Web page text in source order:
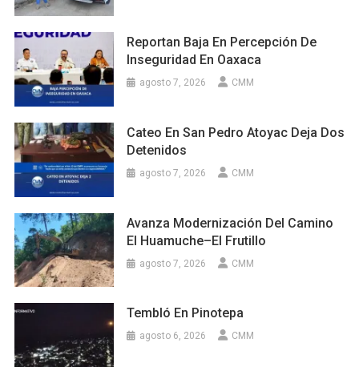
Reportan Baja En Percepción De
Inseguridad En Oaxaca
agosto 7, 2026 CMM
Cateo En San Pedro Atoyac Deja Dos
Detenidos
agosto 7, 2026 CMM
Avanza Modernización Del Camino
El Huamuche–El Frutillo
agosto 7, 2026 CMM
Tembló En Pinotepa
agosto 6, 2026 CMM